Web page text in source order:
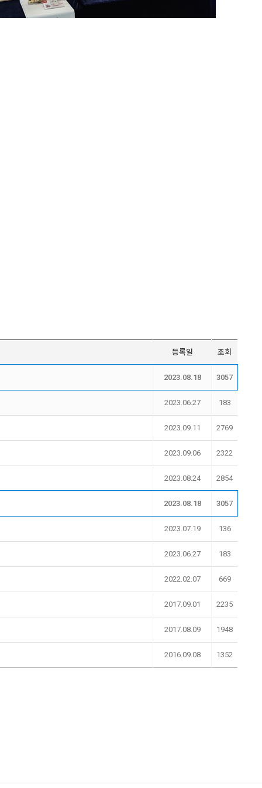
등록일 조회
2023.08.18 3057
2023.06.27 183
2023.09.11 2769
2023.09.06 2322
2023.08.24 2854
2023.08.18 3057
2023.07.19 136
2023.06.27 183
2022.02.07 669
2017.09.01 2235
2017.08.09 1948
2016.09.08 1352